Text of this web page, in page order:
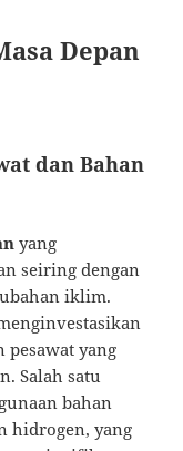
Depan
dan Bahan
yang
seiring dengan
iklim.
pesawat yang
Salah satu
bahan
hidrogen, yang